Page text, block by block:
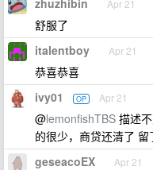
zhuzhibin Apr 21
舒服了
italentboy Apr 21
恭喜恭喜
ivy01 OP Apr 21
@lemonfishTBS 描述
的很少，商贷还清了
geseacoEX Apr 21